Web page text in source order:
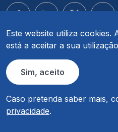
Este website utiliza cookies.
está a aceitar a sua
Sim, aceito
Caso pretenda saber mais,
privacidade.
© COMPETE 2030. Todos os